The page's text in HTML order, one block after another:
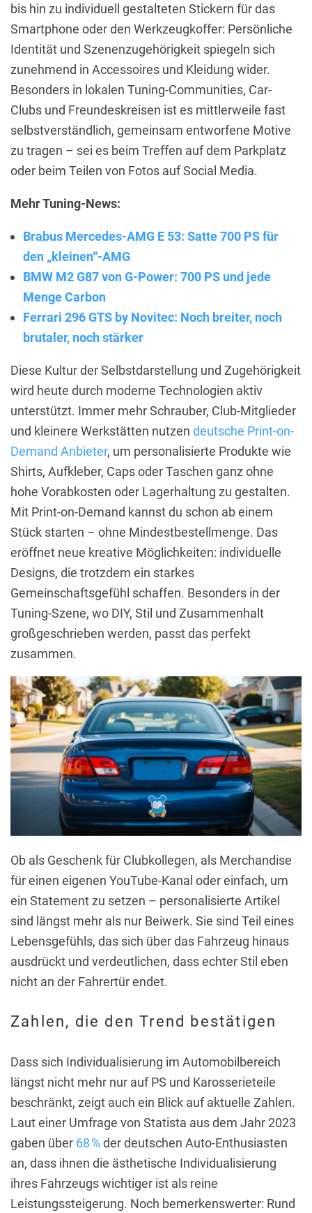
bis hin zu individuell gestalteten Stickern für das
Smartphone oder den Werkzeugkoffer: Persönliche
Identität und Szenenzugehörigkeit spiegeln sich
zunehmend in Accessoires und Kleidung wider.
Besonders in lokalen Tuning-Communities, Car-
Clubs und Freundeskreisen ist es mittlerweile fast
selbstverständlich, gemeinsam entworfene Motive
zu tragen – sei es beim Treffen auf dem Parkplatz
oder beim Teilen von Fotos auf Social Media.
Mehr Tuning-News:
Brabus Mercedes-AMG E 53: Satte 700 PS für
den „kleinen“-AMG
BMW M2 G87 von G-Power: 700 PS und jede
Menge Carbon
Ferrari 296 GTS by Novitec: Noch breiter, noch
brutaler, noch stärker
Diese Kultur der Selbstdarstellung und Zugehörigkeit
wird heute durch moderne Technologien aktiv
unterstützt. Immer mehr Schrauber, Club-Mitglieder
und kleinere Werkstätten nutzen deutsche Print-on-
Demand Anbieter, um personalisierte Produkte wie
Shirts, Aufkleber, Caps oder Taschen ganz ohne
hohe Vorabkosten oder Lagerhaltung zu gestalten.
Mit Print-on-Demand kannst du schon ab einem
Stück starten – ohne Mindestbestellmenge. Das
eröffnet neue kreative Möglichkeiten: individuelle
Designs, die trotzdem ein starkes
Gemeinschaftsgefühl schaffen. Besonders in der
Tuning-Szene, wo DIY, Stil und Zusammenhalt
großgeschrieben werden, passt das perfekt
zusammen.
Ob als Geschenk für Clubkollegen, als Merchandise
für einen eigenen YouTube-Kanal oder einfach, um
ein Statement zu setzen – personalisierte Artikel
sind längst mehr als nur Beiwerk. Sie sind Teil eines
Lebensgefühls, das sich über das Fahrzeug hinaus
ausdrückt und verdeutlichen, dass echter Stil eben
nicht an der Fahrertür endet.
Zahlen, die den Trend bestätigen
Dass sich Individualisierung im Automobilbereich
längst nicht mehr nur auf PS und Karosserieteile
beschränkt, zeigt auch ein Blick auf aktuelle Zahlen.
Laut einer Umfrage von Statista aus dem Jahr 2023
gaben über 68 %der deutschen Auto-Enthusiasten
an, dass ihnen die ästhetische Individualisierung
ihres Fahrzeugs wichtiger ist als reine
Leistungssteigerung. Noch bemerkenswerter: Rund